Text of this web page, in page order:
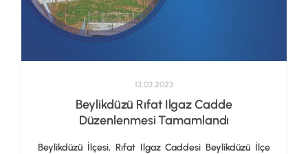
13.03.2023
Beylikdüzü Rıfat Ilgaz Cadde
Düzenlenmesi Tamamlandı
Beylikdüzü İlçesi, Rıfat Ilgaz Caddesi Beylikdüzü İlçe